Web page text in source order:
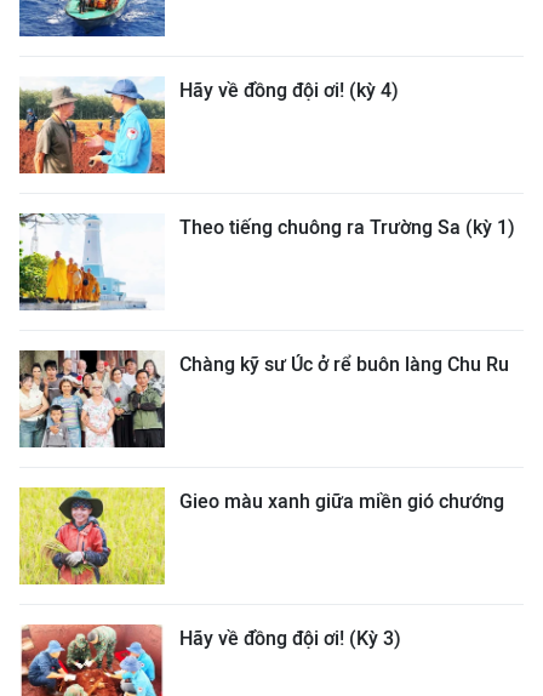
Hãy về đồng đội ơi! (kỳ 4)
Theo tiếng chuông ra Trường Sa (kỳ 1)
Chàng kỹ sư Úc ở rể buôn làng Chu Ru
Gieo màu xanh giữa miền gió chướng
Hãy về đồng đội ơi! (Kỳ 3)